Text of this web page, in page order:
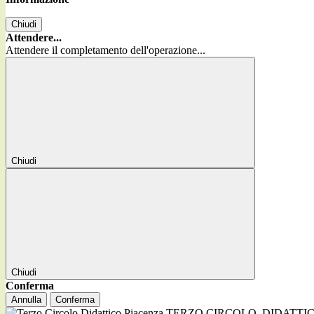
Chiudi
Attendere...
Attendere il completamento dell'operazione...
Chiudi
Chiudi
Conferma
Annulla Conferma